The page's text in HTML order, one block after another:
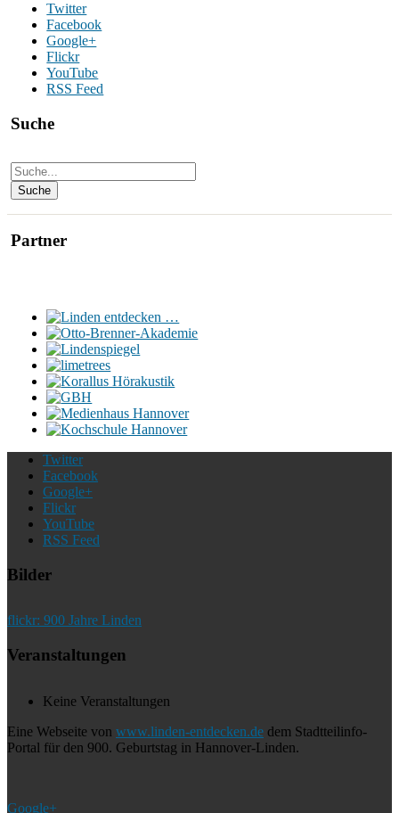
Twitter
Facebook
Google+
Flickr
YouTube
RSS Feed
Suche
Partner
Twitter
Facebook
Google+
Flickr
YouTube
RSS Feed
Bilder
flickr: 900 Jahre Linden
Veranstaltungen
Keine Veranstaltungen
Eine Webseite von www.linden-entdecken.de dem Stadtteilinfo-
Portal für den 900. Geburtstag in Hannover-Linden.
Google+